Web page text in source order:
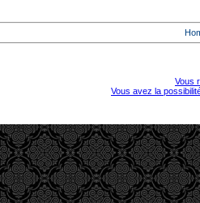
Vous
Vous avez la